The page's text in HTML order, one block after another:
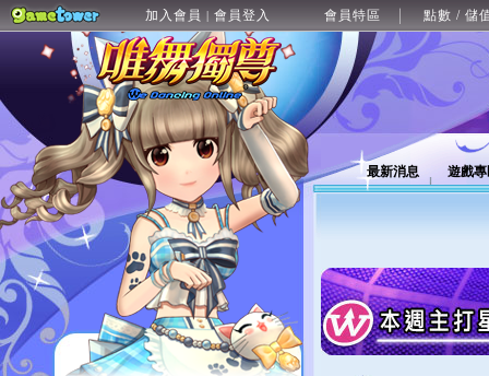
加入會員 | 會員登入 會員特區 點數 / 儲
最新消息 遊戲